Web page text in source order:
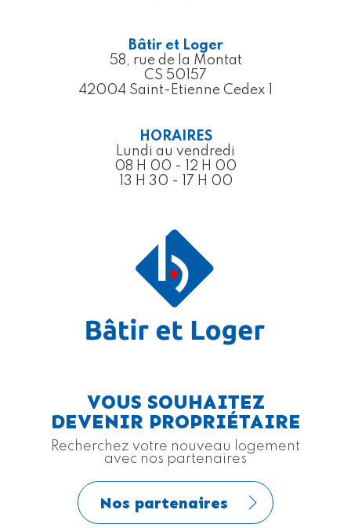
Bâtir et Loger
58, rue de la Montat
CS 50157
42004 Saint-Etienne Cedex 1
HORAIRES
Lundi au vendredi
08 H 00 - 12 H 00
13 H 30 - 17 H 00
VOUS SOUHAITEZ
DEVENIR PROPRIÉTAIRE
Recherchez votre nouveau logement
avec nos partenaires
Nos partenaires